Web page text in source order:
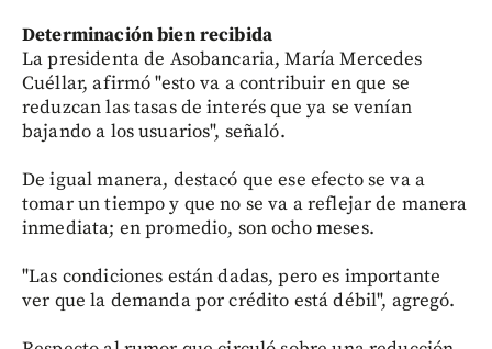
Determinación bien recibida
La presidenta de Asobancaria, María Mercedes
Cuéllar, afirmó "esto va a contribuir en que se
reduzcan las tasas de interés que ya se venían
bajando a los usuarios", señaló.
De igual manera, destacó que ese efecto se va a
tomar un tiempo y que no se va a reflejar de manera
inmediata; en promedio, son ocho meses.
"Las condiciones están dadas, pero es importante
ver que la demanda por crédito está débil", agregó.